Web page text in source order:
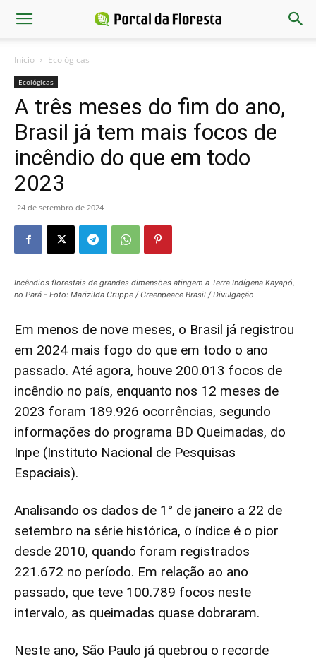
Início Ecológicas
Ecológicas
A três meses do fim do ano,
Brasil já tem mais focos de
incêndio do que em todo
2023
24 de setembro de 2024
Incêndios florestais de grandes dimensões atingem a Terra Indígena Kayapó,
no Pará - Foto: Marizilda Cruppe / Greenpeace Brasil / Divulgação
Em menos de nove meses, o Brasil já registrou
em 2024 mais fogo do que em todo o ano
passado. Até agora, houve 200.013 focos de
incêndio no país, enquanto nos 12 meses de
2023 foram 189.926 ocorrências, segundo
informações do programa BD Queimadas, do
Inpe (Instituto Nacional de Pesquisas
Espaciais).
Analisando os dados de 1° de janeiro a 22 de
setembro na série histórica, o índice é o pior
desde 2010, quando foram registrados
221.672 no período. Em relação ao ano
passado, que teve 100.789 focos neste
intervalo, as queimadas quase dobraram.
Neste ano, São Paulo já quebrou o recorde